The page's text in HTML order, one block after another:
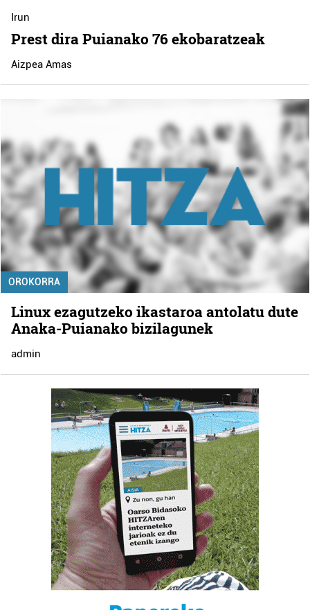
Irun
Prest dira Puianako 76 ekobaratzeak
Aizpea Amas
OROKORRA
Linux ezagutzeko ikastaroa antolatu dute
Anaka-Puianako bizilagunek
admin